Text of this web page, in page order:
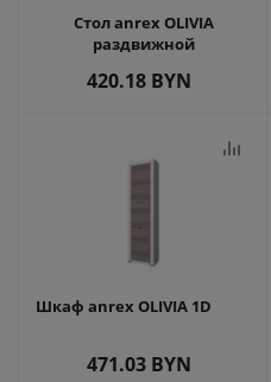
Стол anrex OLIVIA
раздвижной
420.18 BYN
Шкаф anrex OLIVIA 1D
471.03 BYN